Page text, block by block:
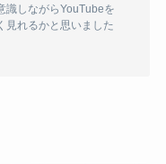
識しながらYouTubeを
見れるかと思いました